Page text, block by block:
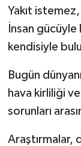
Yakıt
İnsan
kendisiyle
Bugün
hava kirliliği ve
sorunları
Araştırmalar,